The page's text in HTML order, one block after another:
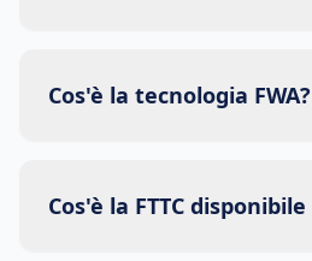
Cos'è la tecnologia FWA?
Cos'è la FTTC